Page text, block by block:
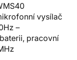
vysílač
–
pracovní